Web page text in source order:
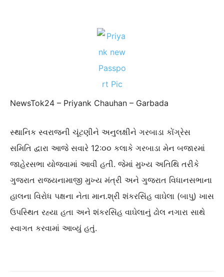
NewsTok24 – Priyank Chauhan – Garbada
સ્થાનિક સ્વરાજની ચૂંટણીને અનુલક્ષીને ગરબાડા કોંગ્રેસ
સમિતિ દ્વારા આજે સવારે 12:૦૦ કલાકે ગરબાડા મેન બજારમાં
જાહેરસભા યોજવામાં આવી હતી. જેમાં મુખ્ય અતિથિ તરીકે
ગુજરાત રાજ્યનામાજી મુખ્ય મંત્રી અને ગુજરાત વિધાનસભાના
હાલના વિરોધ પક્ષના નેતા માન.શ્રી શંકરસિંહ વાઘેલા (બાપુ) ખાસ
ઉપસ્થિત રહ્યા હતા અને શંકરસિંહ વાઘેલાનું ઢોલ નગારા સાથે
સ્વાગત કરવામાં આવ્યું હતું.